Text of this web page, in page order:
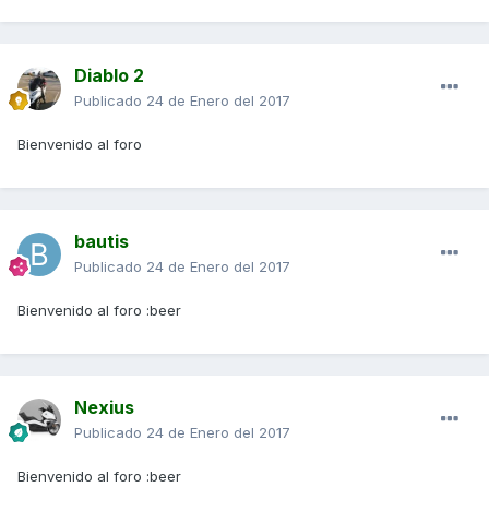
Diablo 2
Publicado 24 de Enero del 2017
Bienvenido al foro
bautis
Publicado 24 de Enero del 2017
Bienvenido al foro :beer
Nexius
Publicado 24 de Enero del 2017
Bienvenido al foro :beer